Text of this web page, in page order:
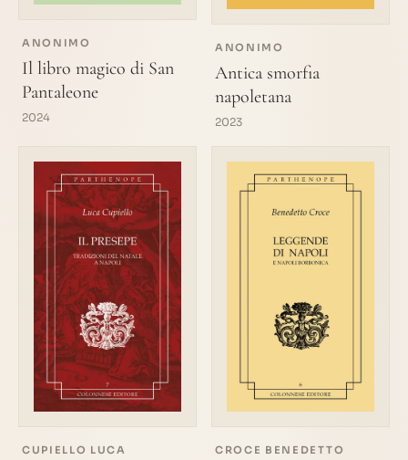
ANONIMO
Il libro magico di San
Pantaleone
2024
ANONIMO
Antica smorfia
napoletana
2023
CUPIELLO LUCA CROCE BENEDETTO